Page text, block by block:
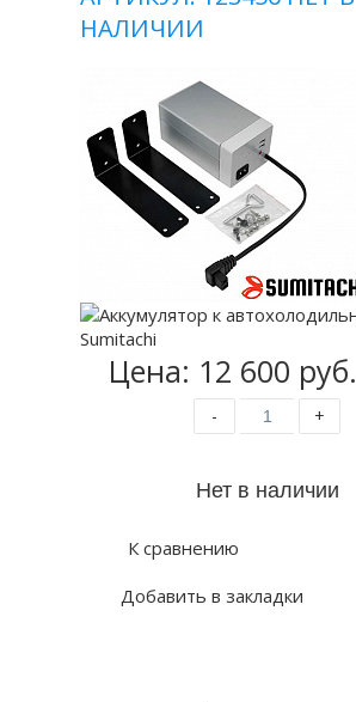
НАЛИЧИИ
Цена: 12 600 руб.
- +
К сравнению
Добавить в закладки